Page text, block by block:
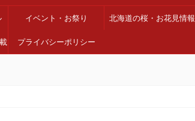
イベント・お祭り 北海道の桜・お花見情報
プライバシーポリシー